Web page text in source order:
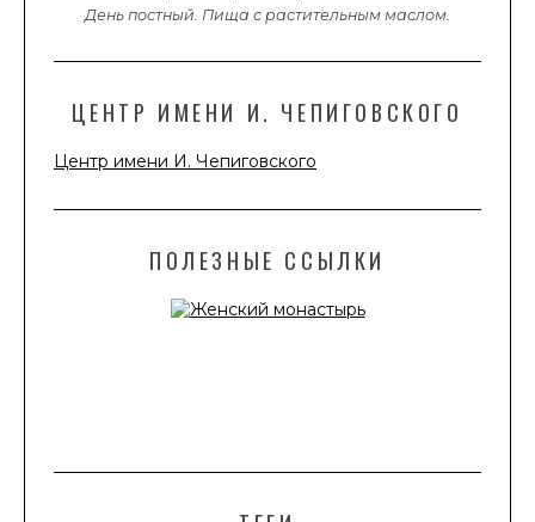
День постный. Пища с растительным маслом.
ЦЕНТР ИМЕНИ И. ЧЕПИГОВСКОГО
Центр имени И. Чепиговского
ПОЛЕЗНЫЕ ССЫЛКИ